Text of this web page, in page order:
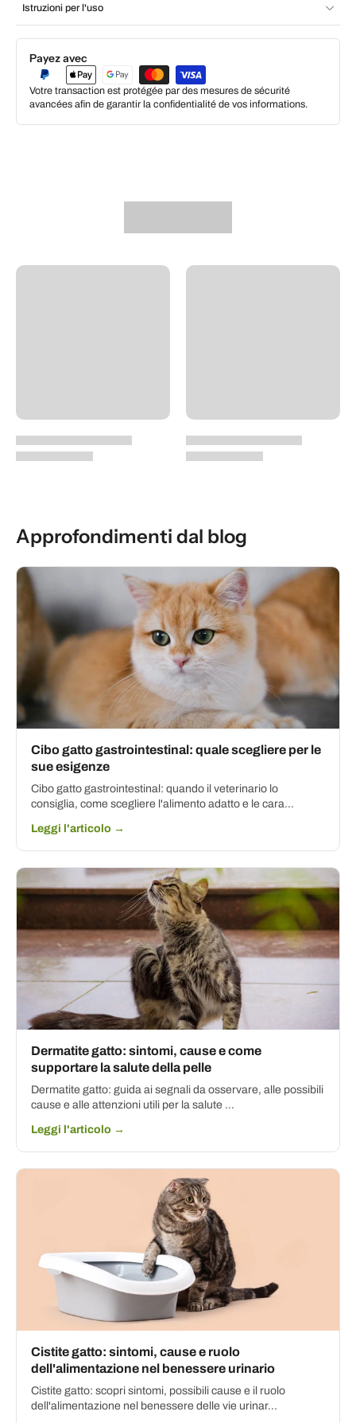
Istruzioni per l'uso
Payez avec
Votre transaction est protégée par des mesures de sécurité
avancées afin de garantir la confidentialité de vos informations.
Approfondimenti dal blog
Cibo gatto gastrointestinal: quale scegliere per le
sue esigenze
Cibo gatto gastrointestinal: quando il veterinario lo
consiglia, come scegliere l'alimento adatto e le cara...
Leggi l'articolo →
Dermatite gatto: sintomi, cause e come
supportare la salute della pelle
Dermatite gatto: guida ai segnali da osservare, alle possibili
cause e alle attenzioni utili per la salute ...
Leggi l'articolo →
Cistite gatto: sintomi, cause e ruolo
dell'alimentazione nel benessere urinario
Cistite gatto: scopri sintomi, possibili cause e il ruolo
dell'alimentazione nel benessere delle vie urinar...